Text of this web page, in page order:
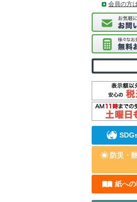
会員の方
防災・
紙へ